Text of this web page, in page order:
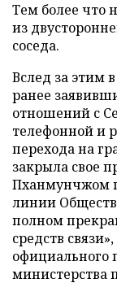
Тем более что
из
соседа.
Вслед за этим
ранее
отношений с
телефонной и
перехода на
закрыла свое
Пханмунчжом
линии
полном
средств
официального
министерства